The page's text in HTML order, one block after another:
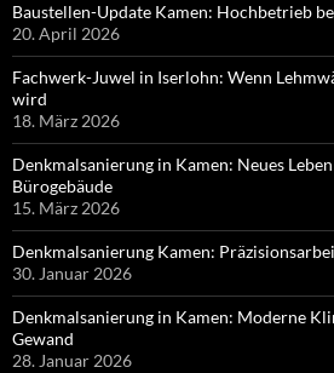
Baustellen-Update Kamen: Hochbetrieb
20. April 2026
Fachwerk-Juwel in Iserlohn: Wenn
wird
18. März 2026
Denkmalsanierung in Kamen: Neues
Bürogebäude
15. März 2026
Denkmalsanierung Kamen:
30. Januar 2026
Denkmalsanierung in Kamen: Moderne
Gewand
28. Januar 2026